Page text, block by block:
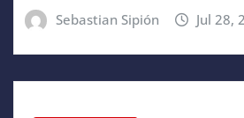
Sebastian Sipión Jul 28,